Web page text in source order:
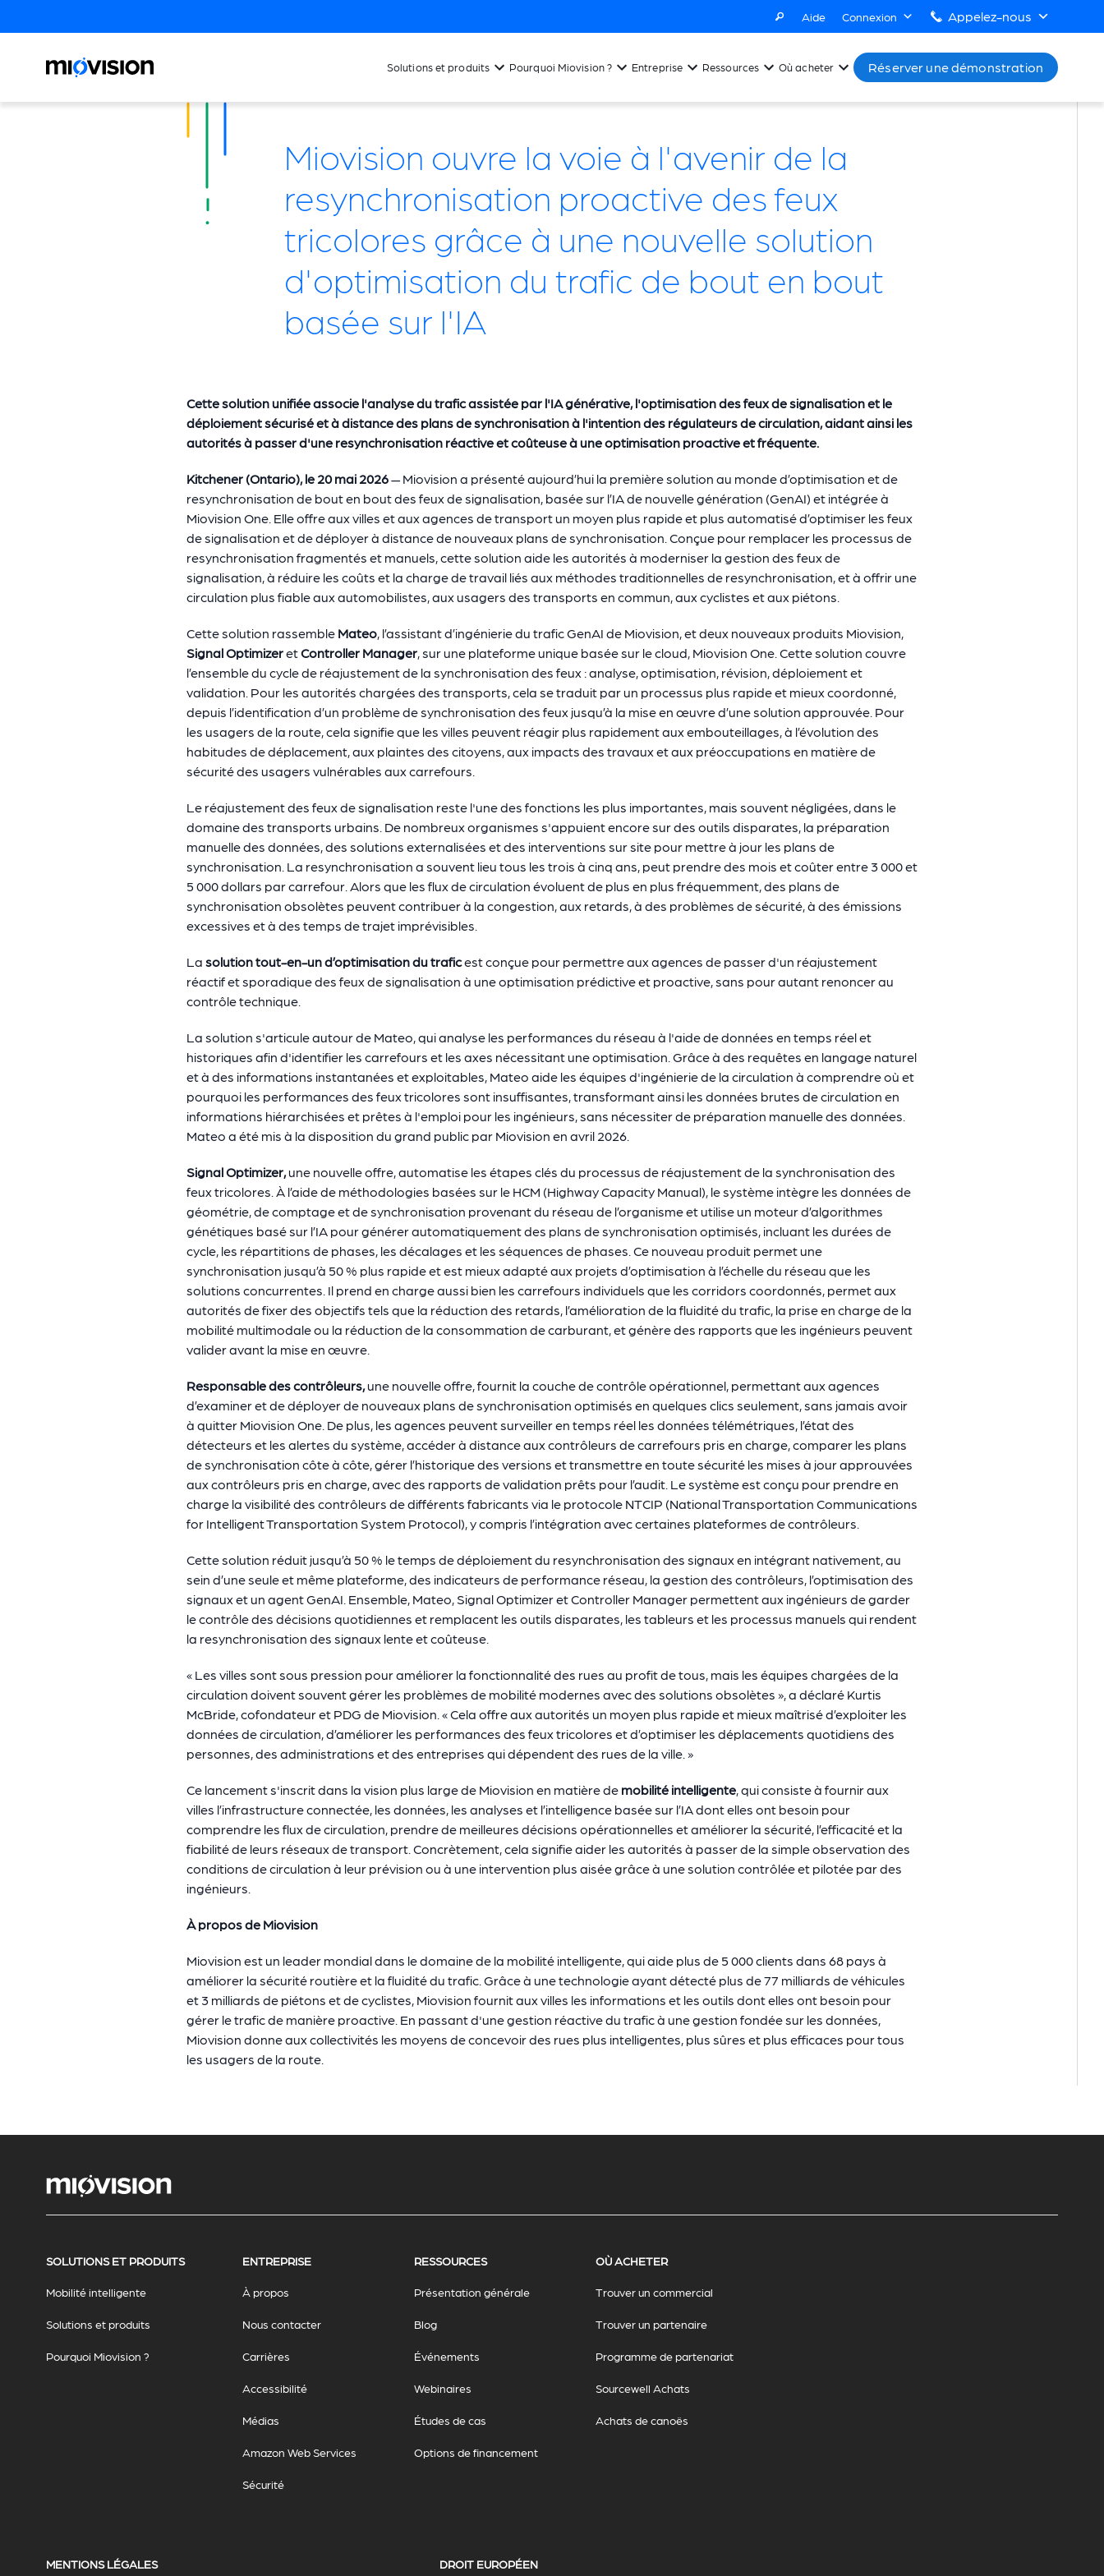
Aide Connexion Appelez-nous
Solutions et produits Pourquoi Miovision ? Entreprise Ressources Où acheter Réserver une démonstration
Miovision ouvre la voie à l'avenir de la
resynchronisation proactive des feux
tricolores grâce à une nouvelle solution
d'optimisation du trafic de bout en bout
basée sur l'IA
Cette solution unifiée associe l'analyse du trafic assistée par l'IA générative, l'optimisation des feux de signalisation et le
déploiement sécurisé et à distance des plans de synchronisation à l'intention des régulateurs de circulation, aidant ainsi les
autorités à passer d'une resynchronisation réactive et coûteuse à une optimisation proactive et fréquente.
Kitchener (Ontario), le 20 mai 2026— Miovision a présenté aujourd’hui la première solution au monde d’optimisation et de
resynchronisation de bout en bout des feux de signalisation, basée sur l’IA de nouvelle génération (GenAI) et intégrée à
Miovision One. Elle offre aux villes et aux agences de transport un moyen plus rapide et plus automatisé d’optimiser les feux
de signalisation et de déployer à distance de nouveaux plans de synchronisation. Conçue pour remplacer les processus de
resynchronisation fragmentés et manuels, cette solution aide les autorités à moderniser la gestion des feux de
signalisation, à réduire les coûts et la charge de travail liés aux méthodes traditionnelles de resynchronisation, et à offrir une
circulation plus fiable aux automobilistes, aux usagers des transports en commun, aux cyclistes et aux piétons.
Cette solution rassemble Mateo, l’assistant d’ingénierie du trafic GenAI de Miovision, et deux nouveaux produits Miovision,
Signal OptimizeretController Manager, sur une plateforme unique basée sur le cloud, Miovision One. Cette solution couvre
l’ensemble du cycle de réajustement de la synchronisation des feux : analyse, optimisation, révision, déploiement et
validation. Pour les autorités chargées des transports, cela se traduit par un processus plus rapide et mieux coordonné,
depuis l’identification d’un problème de synchronisation des feux jusqu’à la mise en œuvre d’une solution approuvée. Pour
les usagers de la route, cela signifie que les villes peuvent réagir plus rapidement aux embouteillages, à l’évolution des
habitudes de déplacement, aux plaintes des citoyens, aux impacts des travaux et aux préoccupations en matière de
sécurité des usagers vulnérables aux carrefours.
Le réajustement des feux de signalisation reste l'une des fonctions les plus importantes, mais souvent négligées, dans le
domaine des transports urbains. De nombreux organismes s'appuient encore sur des outils disparates, la préparation
manuelle des données, des solutions externalisées et des interventions sur site pour mettre à jour les plans de
synchronisation. La resynchronisation a souvent lieu tous les trois à cinq ans, peut prendre des mois et coûter entre 3 000 et
5 000 dollars par carrefour. Alors que les flux de circulation évoluent de plus en plus fréquemment, des plans de
synchronisation obsolètes peuvent contribuer à la congestion, aux retards, à des problèmes de sécurité, à des émissions
excessives et à des temps de trajet imprévisibles.
La solution tout-en-un d’optimisation du traficest conçue pour permettre aux agences de passer d'un réajustement
réactif et sporadique des feux de signalisation à une optimisation prédictive et proactive, sans pour autant renoncer au
contrôle technique.
La solution s'articule autour de Mateo, qui analyse les performances du réseau à l'aide de données en temps réel et
historiques afin d'identifier les carrefours et les axes nécessitant une optimisation. Grâce à des requêtes en langage naturel
et à des informations instantanées et exploitables, Mateo aide les équipes d'ingénierie de la circulation à comprendre où et
pourquoi les performances des feux tricolores sont insuffisantes, transformant ainsi les données brutes de circulation en
informations hiérarchisées et prêtes à l'emploi pour les ingénieurs, sans nécessiter de préparation manuelle des données.
Mateo a été mis à la disposition du grand public par Miovision en avril 2026.
Signal Optimizer,une nouvelle offre, automatise les étapes clés du processus de réajustement de la synchronisation des
feux tricolores. À l’aide de méthodologies basées sur le HCM (Highway Capacity Manual), le système intègre les données de
géométrie, de comptage et de synchronisation provenant du réseau de l’organisme et utilise un moteur d’algorithmes
génétiques basé sur l’IA pour générer automatiquement des plans de synchronisation optimisés, incluant les durées de
cycle, les répartitions de phases, les décalages et les séquences de phases. Ce nouveau produit permet une
synchronisation jusqu’à 50 % plus rapide et est mieux adapté aux projets d’optimisation à l’échelle du réseau que les
solutions concurrentes. Il prend en charge aussi bien les carrefours individuels que les corridors coordonnés, permet aux
autorités de fixer des objectifs tels que la réduction des retards, l’amélioration de la fluidité du trafic, la prise en charge de la
mobilité multimodale ou la réduction de la consommation de carburant, et génère des rapports que les ingénieurs peuvent
valider avant la mise en œuvre.
Responsable des contrôleurs,une nouvelle offre, fournit la couche de contrôle opérationnel, permettant aux agences
d’examiner et de déployer de nouveaux plans de synchronisation optimisés en quelques clics seulement, sans jamais avoir
à quitter Miovision One. De plus, les agences peuvent surveiller en temps réel les données télémétriques, l’état des
détecteurs et les alertes du système, accéder à distance aux contrôleurs de carrefours pris en charge, comparer les plans
de synchronisation côte à côte, gérer l’historique des versions et transmettre en toute sécurité les mises à jour approuvées
aux contrôleurs pris en charge, avec des rapports de validation prêts pour l’audit. Le système est conçu pour prendre en
charge la visibilité des contrôleurs de différents fabricants via le protocole NTCIP (National Transportation Communications
for Intelligent Transportation System Protocol), y compris l’intégration avec certaines plateformes de contrôleurs.
Cette solution réduit jusqu’à 50 % le temps de déploiement du resynchronisation des signaux en intégrant nativement, au
sein d’une seule et même plateforme, des indicateurs de performance réseau, la gestion des contrôleurs, l’optimisation des
signaux et un agent GenAI. Ensemble, Mateo, Signal Optimizer et Controller Manager permettent aux ingénieurs de garder
le contrôle des décisions quotidiennes et remplacent les outils disparates, les tableurs et les processus manuels qui rendent
la resynchronisation des signaux lente et coûteuse.
« Les villes sont sous pression pour améliorer la fonctionnalité des rues au profit de tous, mais les équipes chargées de la
circulation doivent souvent gérer les problèmes de mobilité modernes avec des solutions obsolètes », a déclaré Kurtis
McBride, cofondateur et PDG de Miovision. « Cela offre aux autorités un moyen plus rapide et mieux maîtrisé d’exploiter les
données de circulation, d’améliorer les performances des feux tricolores et d’optimiser les déplacements quotidiens des
personnes, des administrations et des entreprises qui dépendent des rues de la ville. »
Ce lancement s'inscrit dans la vision plus large de Miovision en matière de mobilité intelligente, qui consiste à fournir aux
villes l’infrastructure connectée, les données, les analyses et l’intelligence basée sur l’IA dont elles ont besoin pour
comprendre les flux de circulation, prendre de meilleures décisions opérationnelles et améliorer la sécurité, l’efficacité et la
fiabilité de leurs réseaux de transport. Concrètement, cela signifie aider les autorités à passer de la simple observation des
conditions de circulation à leur prévision ou à une intervention plus aisée grâce à une solution contrôlée et pilotée par des
ingénieurs.
À propos de Miovision
Miovision est un leader mondial dans le domaine de la mobilité intelligente, qui aide plus de 5 000 clients dans 68 pays à
améliorer la sécurité routière et la fluidité du trafic. Grâce à une technologie ayant détecté plus de 77 milliards de véhicules
et 3 milliards de piétons et de cyclistes, Miovision fournit aux villes les informations et les outils dont elles ont besoin pour
gérer le trafic de manière proactive. En passant d'une gestion réactive du trafic à une gestion fondée sur les données,
Miovision donne aux collectivités les moyens de concevoir des rues plus intelligentes, plus sûres et plus efficaces pour tous
les usagers de la route.
SOLUTIONS ET PRODUITS
Mobilité intelligente
Solutions et produits
Pourquoi Miovision ?
ENTREPRISE
À propos
Nous contacter
Carrières
Accessibilité
Médias
Amazon Web Services
Sécurité
RESSOURCES
Présentation générale
Blog
Événements
Webinaires
Études de cas
Options de financement
OÙ ACHETER
Trouver un commercial
Trouver un partenaire
Programme de partenariat
Sourcewell Achats
Achats de canoës
MENTIONS LÉGALES DROIT EUROPÉEN